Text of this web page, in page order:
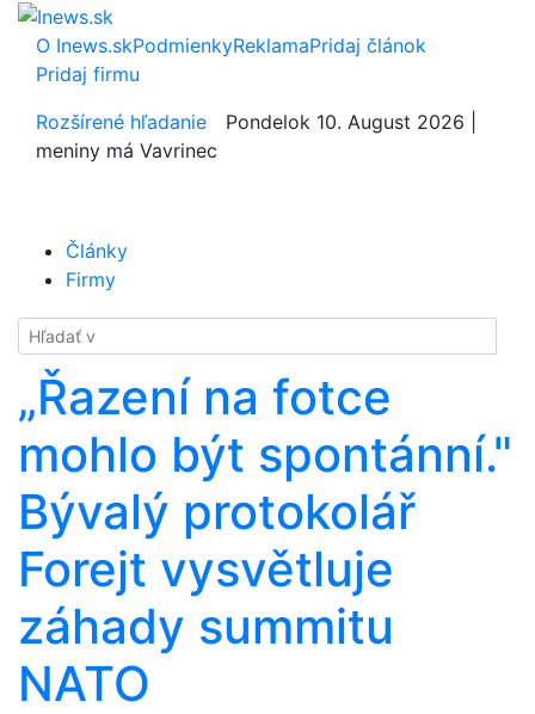
O Inews.skPodmienkyReklamaPridaj článok
Pridaj firmu
Rozšírené hľadanie
Pondelok 10. August 2026 |
meniny má Vavrinec
Články
Firmy
Hladať
„Řazení na fotce
mohlo být spontánní."
Bývalý protokolář
Forejt vysvětluje
záhady summitu
NATO